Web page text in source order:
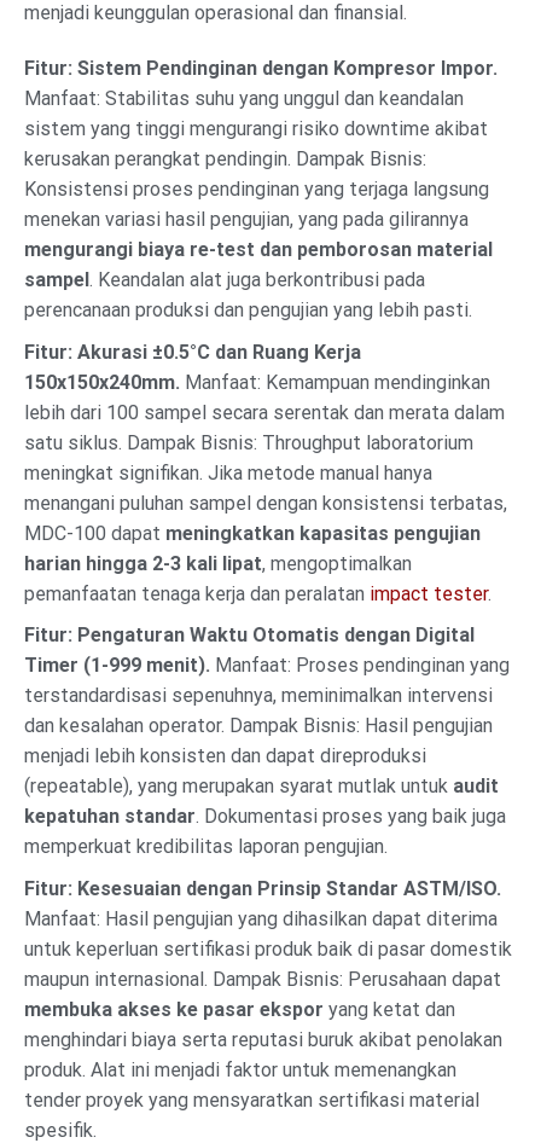
menjadi keunggulan operasional dan finansial.
Fitur: Sistem Pendinginan dengan Kompresor Impor.
Manfaat: Stabilitas suhu yang unggul dan keandalan
sistem yang tinggi mengurangi risiko downtime akibat
kerusakan perangkat pendingin. Dampak Bisnis:
Konsistensi proses pendinginan yang terjaga langsung
menekan variasi hasil pengujian, yang pada gilirannya
mengurangi biaya re-test dan pemborosan material
sampel. Keandalan alat juga berkontribusi pada
perencanaan produksi dan pengujian yang lebih pasti.
Fitur: Akurasi ±0.5°C dan Ruang Kerja
150x150x240mm. Manfaat: Kemampuan mendinginkan
lebih dari 100 sampel secara serentak dan merata dalam
satu siklus. Dampak Bisnis: Throughput laboratorium
meningkat signifikan. Jika metode manual hanya
menangani puluhan sampel dengan konsistensi terbatas,
MDC-100 dapat meningkatkan kapasitas pengujian
harian hingga 2-3 kali lipat, mengoptimalkan
pemanfaatan tenaga kerja dan peralatan impact tester.
Fitur: Pengaturan Waktu Otomatis dengan Digital
Timer (1-999 menit). Manfaat: Proses pendinginan yang
terstandardisasi sepenuhnya, meminimalkan intervensi
dan kesalahan operator. Dampak Bisnis: Hasil pengujian
menjadi lebih konsisten dan dapat direproduksi
(repeatable), yang merupakan syarat mutlak untuk audit
kepatuhan standar. Dokumentasi proses yang baik juga
memperkuat kredibilitas laporan pengujian.
Fitur: Kesesuaian dengan Prinsip Standar ASTM/ISO.
Manfaat: Hasil pengujian yang dihasilkan dapat diterima
untuk keperluan sertifikasi produk baik di pasar domestik
maupun internasional. Dampak Bisnis: Perusahaan dapat
membuka akses ke pasar ekspor yang ketat dan
menghindari biaya serta reputasi buruk akibat penolakan
produk. Alat ini menjadi faktor untuk memenangkan
tender proyek yang mensyaratkan sertifikasi material
spesifik.